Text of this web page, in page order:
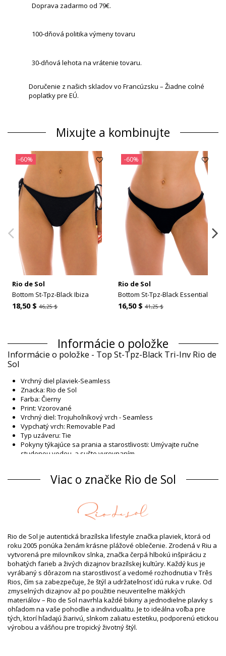
Doprava zadarmo od 79€.
100-dňová politika výmeny tovaru
30-dňová lehota na vrátenie tovaru.
Doručenie z našich skladov vo Francúzsku – Žiadne colné
poplatky pre EÚ.
Mixujte a kombinujte
-60%
Rio de Sol
Bottom St-Tpz-Black Ibiza
18,50 $46,25 $
-60%
Rio de Sol
Bottom St-Tpz-Black Essential
16,50 $ 41,25 $
Informácie o položke
Informácie o položke - Top St-Tpz-Black Tri-Inv Rio de
Sol
Vrchný diel plaviek-Seamless
Znacka: Rio de Sol
Farba: Čierny
Print: Vzorované
Vrchný diel: Trojuhoľníkový vrch - Seamless
Vypchatý vrch: Removable Pad
Typ uzáveru: Tie
Pokyny týkajúce sa prania a starostlivosti: Umývajte ručne
studenou vodou, a sušte vyrovnaním
Vrchný diel plaviek Čierny Rio de Sol
Zloženie
Zloženie: 86% Polyamide, 14% Elastane (LYCRA XTRA LIFE) Oeko-
Podšívka: 86% Polyamide, 14% Elastane (LYCRA XTRA LIFE)
Oeko-Tex Standard
UV ochrana: UPF 50+
Informácie o produkte
Oddelenie: Žena, Vrchný diel plaviek
Balík obsahuje: 1 x Vrchný diel plaviek (Neobsahuje ďalšie
doplnky)
HS CODE: 6112.41.0010
SKU: 1981112734
EAN: XS (7899810166463), S (7899810166470), M (7899810166487),
L (7899810166494), XL (7899810166500)
Viac o značke Rio de Sol
Rio de Sol je autentická brazílska lifestyle značka plaviek, ktorá od
roku 2005 ponúka ženám krásne plážové oblečenie. Zrodená v Riu a
vytvorená pre milovníkov slnka, značka čerpá hlbokú inšpiráciu z
bohatých farieb a živých dizajnov brazílskej kultúry. Každý kus je
vyrábaný s dôrazom na starostlivosť a vedomé rozhodnutia v Três
Rios, čím sa zabezpečuje, že štýl a udržateľnosť idú ruka v ruke. Od
zmyselných dizajnov až po použitie neuveriteľne mäkkých
materiálov – Rio de Sol navrhla každé bikiny a jednodielne plavky s
ohľadom na vaše pohodlie a individualitu. Je to ideálna voľba pre
tých, ktorí hľadajú žiarivú, slnkom zaliatu estetiku, podporenú etickou
výrobou a vášňou pre tropický životný štýl.